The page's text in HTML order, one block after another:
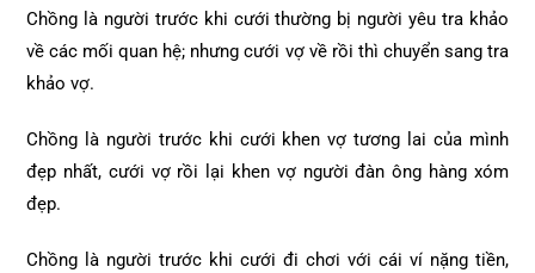
Chồng là người trước khi cưới thường bị người yêu tra khảo
về các mối quan hệ; nhưng cưới vợ về rồi thì chuyển sang tra
khảo vợ.
Chồng là người trước khi cưới khen vợ tương lai của mình
đẹp nhất, cưới vợ rồi lại khen vợ người đàn ông hàng xóm
đẹp.
Chồng là người trước khi cưới đi chơi với cái ví nặng tiền,